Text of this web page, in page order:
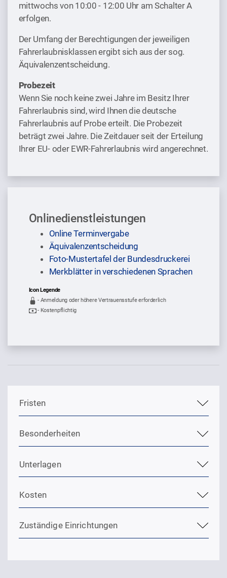
mittwochs von 10:00 - 12:00 Uhr am Schalter A
erfolgen.
Der Umfang der Berechtigungen der jeweiligen
Fahrerlaubnisklassen ergibt sich aus der sog.
Äquivalenzentscheidung.
Probezeit
Wenn Sie noch keine zwei Jahre im Besitz Ihrer
Fahrerlaubnis sind, wird Ihnen die deutsche
Fahrerlaubnis auf Probe erteilt. Die Probezeit
beträgt zwei Jahre. Die Zeitdauer seit der Erteilung
Ihrer EU- oder EWR-Fahrerlaubnis wird angerechnet.
Onlinedienstleistungen
Sprung zur Icon Legende.
Online Terminvergabe
Äquivalenzentscheidung
Foto-Mustertafel der Bundesdruckerei
Merkblätter in verschiedenen Sprachen
Icon Legende
- Anmeldung oder höhere Vertrauensstufe erforderlich
- Kostenpflichtig
Fristen
Besonderheiten
Unterlagen
Kosten
Zuständige Einrichtungen